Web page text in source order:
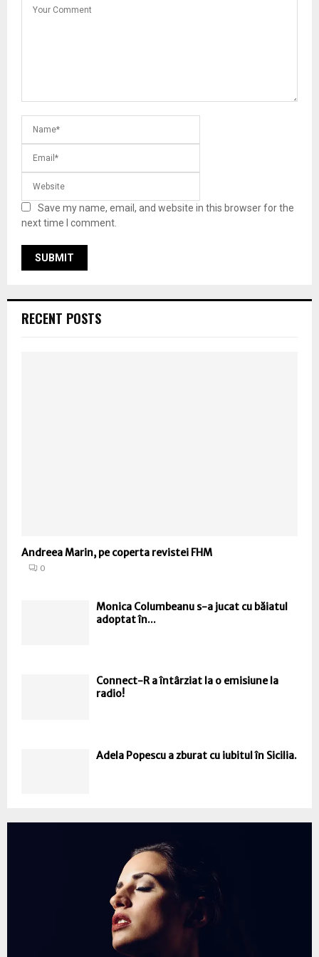
Save my name, email, and website in this browser for the
next time I comment.
RECENT POSTS
Andreea Marin, pe coperta revistei FHM
0
Monica Columbeanu s-a jucat cu băiatul
adoptat în...
Connect-R a întârziat la o emisiune la
radio!
Adela Popescu a zburat cu iubitul în Sicilia.